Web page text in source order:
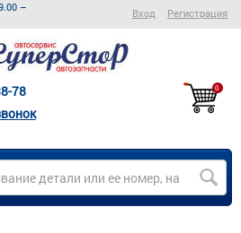
–
Вход Регистрация
78
0